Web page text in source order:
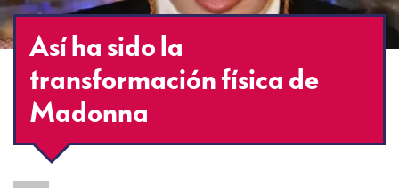
Así ha sido la
transformación física de
Madonna